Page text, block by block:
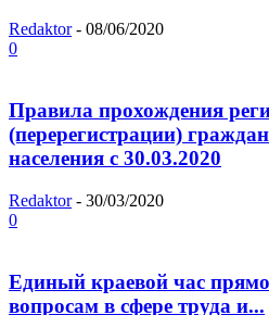
Redaktor - 08/06/2020
0
Правила прохождения
(перерегистрации)
населения с 30.03.2020
Redaktor - 30/03/2020
0
Единый краевой час
вопросам в сфере труда и...